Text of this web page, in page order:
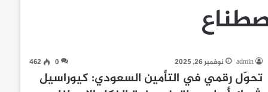
admin نوفمبر 26, 2025 0
462
تحوّل رقمي في التأمين السعودي: كيوراسيل